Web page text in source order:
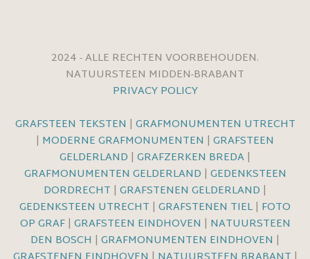
2024 - ALLE RECHTEN VOORBEHOUDEN.
NATUURSTEEN MIDDEN-BRABANT
PRIVACY POLICY
GRAFSTEEN TEKSTEN | GRAFMONUMENTEN UTRECHT
| MODERNE GRAFMONUMENTEN | GRAFSTEEN
GELDERLAND | GRAFZERKEN BREDA|
GRAFMONUMENTEN GELDERLAND | GEDENKSTEEN
DORDRECHT | GRAFSTENEN GELDERLAND |
GEDENKSTEEN UTRECHT | GRAFSTENEN TIEL| FOTO
OP GRAF| GRAFSTEEN EINDHOVEN | NATUURSTEEN
DEN BOSCH | GRAFMONUMENTEN EINDHOVEN |